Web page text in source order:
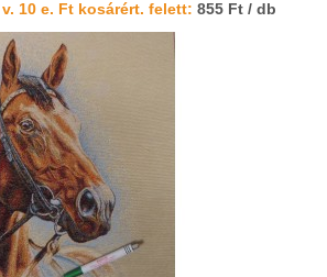
10 e. Ft kosárért. felett: 855 Ft / db